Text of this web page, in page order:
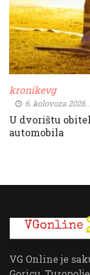
kronikevg
6. kolovoza 2026.
U dvorištu
automobila
VG Online je